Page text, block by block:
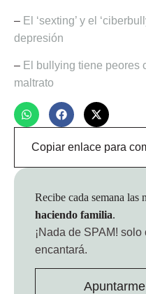
– El ‘sexting’ y el
depresión
– El bullying tiene peores
maltrato
Copiar enlace para
Recibe cada semana las
haciendo familia.
¡Nada de SPAM! solo
encantará.